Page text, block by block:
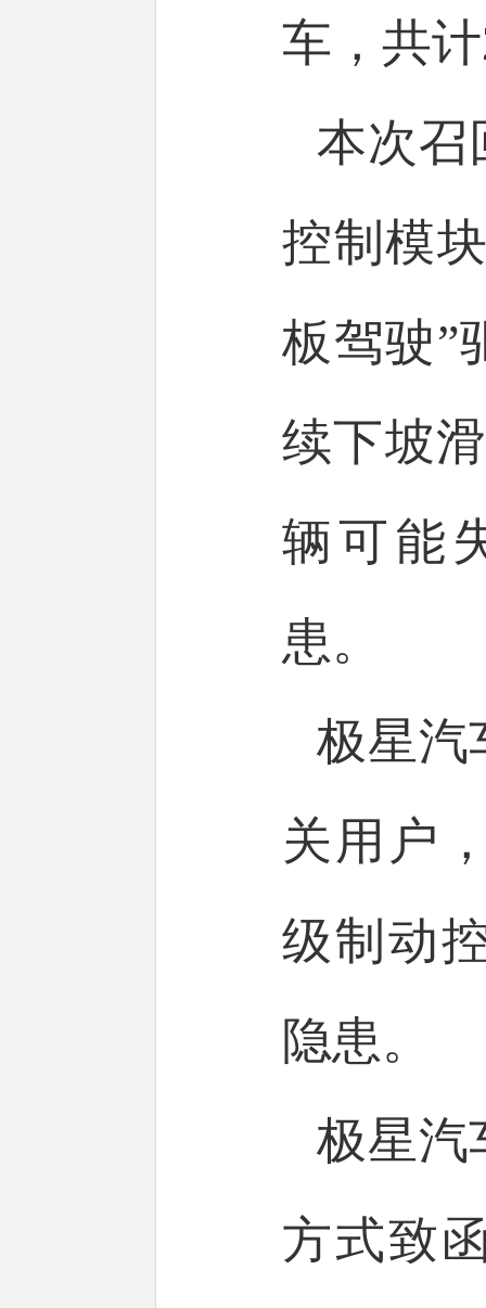
车，共
本次召
控制模
板驾驶”
续下坡
辆可能
患。
极星汽
关用户
级制动
隐患。
极星汽
方式致